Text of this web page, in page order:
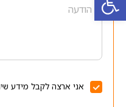
אני ארצה לקבל מידע